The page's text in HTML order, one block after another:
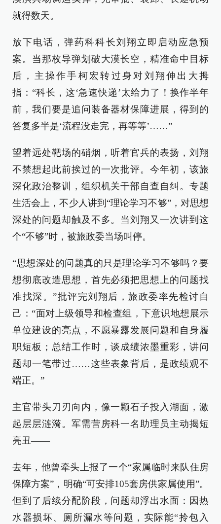
就得数天。
放下电话，弹药科科长刘翔立即启动应急预
案。当那枚导弹划破大漠长空，精准命中目标
后，主操作手柯宏转过身对刘翔伸出大拇
指：“科长，这‘急速快递’太给力了！换作半年
前，我们要是追问装备器材保障进展，得到的
答复多半是‘流程没走完，再等等’……”
望着远处靶场的硝烟，听着官兵的表扬，刘翔
不禁想起此前挨过的一次批评。今年初，该旅
深化政治整训，组织机关干部自查自纠。专题
生活会上，不少人讲到“理论学习不够”，对思想
深处的问题却触及不多。当刘翔又一次讲到这
个“不够”时，被旅政委当场叫停。
“思想深处的问题真的只是理论学习不够吗？要
想彻底改造思想，首先必须把思想上的问题找
准找深。”批评完刘翔后，旅政委率先检讨自
己：“面对上级领导和检查组，下意识地想展示
单位建设的亮点，不愿暴露发展问题和自身履
职短板；总结工作时，谈成绩浓墨重彩，讲问
题却一笔带过……这些表象背后，是政绩观不
端正。”
主官带头刀刃向内，像一颗石子投入湖面，激
起层层涟漪。军需营房科一名助理员主动揭短
亮丑——
去年，他曾牵头上报了一个“家属临时来队住房
保障方案”，明确“可安排105套房供家属使用”。
但到了后续分配阶段，问题却浮出水面：因热
水器损坏、厕所漏水等问题，实际能“拎包入